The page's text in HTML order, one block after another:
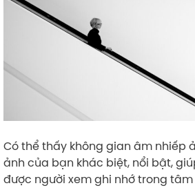
Có thể thấy không gian âm nhiếp
ảnh của bạn khác biệt, nổi bật,
được người xem ghi nhớ trong